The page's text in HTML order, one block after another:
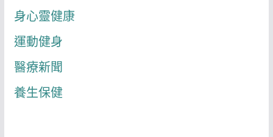
身心靈健康
運動健身
醫療新聞
養生保健